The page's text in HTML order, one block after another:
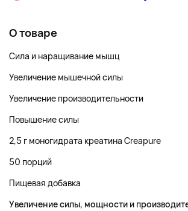
О товаре
Сила и наращивание мышц
Увеличение мышечной силы
Увеличение производительности
Повышение силы
2,5 г моногидрата креатина Creapure
50 порций
Пищевая добавка
Увеличение силы, мощности и